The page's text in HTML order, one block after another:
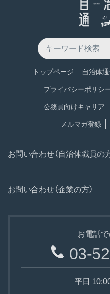
トップページ 自治体
プライバシーポリシ
公務員向けキャリア
メルマガ登録
お問い合わせ（自治体職員の方
お問い合わせ（企業の方）
お電話
03-
平日